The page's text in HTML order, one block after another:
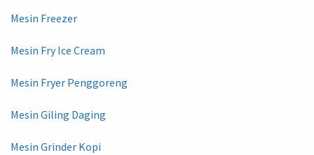
Mesin Freezer
Mesin Fry Ice Cream
Mesin Fryer Penggoreng
Mesin Giling Daging
Mesin Grinder Kopi